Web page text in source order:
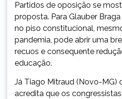
Partidos de oposição se
proposta. Para Glauber
no piso constitucional,
pandemia, pode abrir uma
recuos e consequente
educação.
Já Tiago Mitraud (Novo-MG)
acredita que os